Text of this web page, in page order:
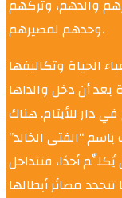
والدهم، وتركهم
وحدهم لمصيرهم.
الحياة وتكاليفها
بعد أن دخل والداها
دار للأيتام. هناك
“الفتى الخالد”
يُكلِّم أحدًا، فتتداخل